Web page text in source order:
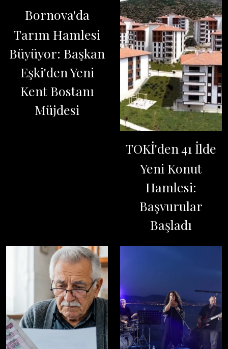
Bornova'da
Tarım Hamlesi
Büyüyor: Başkan
Eşki'den Yeni
Kent Bostanı
Müjdesi
TOKİ'den 41 İlde
Yeni Konut
Hamlesi:
Başvurular
Başladı